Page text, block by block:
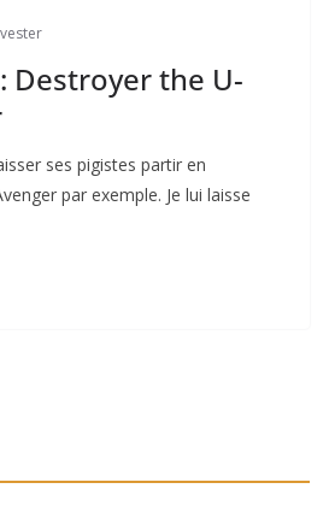
Destroyer the U-
ses pigistes partir en
par exemple. Je lui laisse